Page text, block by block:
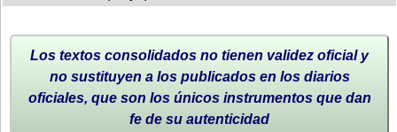
Los textos consolidados no tienen validez oficial y
no sustituyen a los publicados en los diarios
oficiales, que son los únicos instrumentos que dan
fe de su autenticidad